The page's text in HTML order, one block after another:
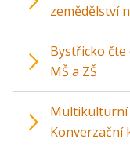
zemědělství
Bystřicko čte
MŠ a ZŠ
Multikulturní
Konverzační